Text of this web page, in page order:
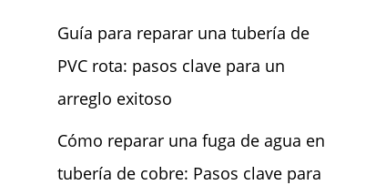
Guía para reparar una tubería de
PVC rota: pasos clave para un
arreglo exitoso
Cómo reparar una fuga de agua en
tubería de cobre: Pasos clave para